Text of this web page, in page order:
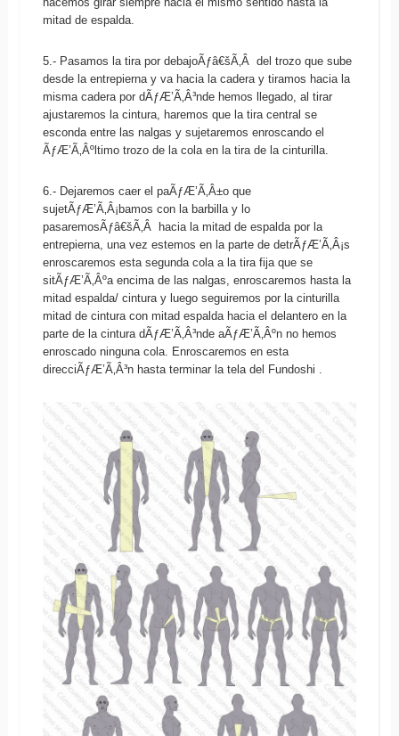
mitad de espalda.
5.- Pasamos la tira por debajoÃƒâ€šÃ‚Â del trozo que sube
desde la entrepierna y va hacia la cadera y tiramos hacia la
misma cadera por dÃƒÆ’Ã‚Â³nde hemos llegado, al tirar
ajustaremos la cintura, haremos que la tira central se
esconda entre las nalgas y sujetaremos enroscando el
ÃƒÆ’Ã‚Âºltimo trozo de la cola en la tira de la cinturilla.
6.- Dejaremos caer el paÃƒÆ’Ã‚Â±o que
sujetÃƒÆ’Ã‚Â¡bamos con la barbilla y lo
pasaremosÃƒâ€šÃ‚Â hacia la mitad de espalda por la
entrepierna, una vez estemos en la parte de detrÃƒÆ’Ã‚Â¡s
enroscaremos esta segunda cola a la tira fija que se
sitÃƒÆ’Ã‚Âºa encima de las nalgas, enroscaremos hasta la
mitad espalda/ cintura y luego seguiremos por la cinturilla
mitad de cintura con mitad espalda hacia el delantero en la
parte de la cintura dÃƒÆ’Ã‚Â³nde aÃƒÆ’Ã‚Âºn no hemos
enroscado ninguna cola. Enroscaremos en esta
direcciÃƒÆ’Ã‚Â³n hasta terminar la tela del Fundoshi .